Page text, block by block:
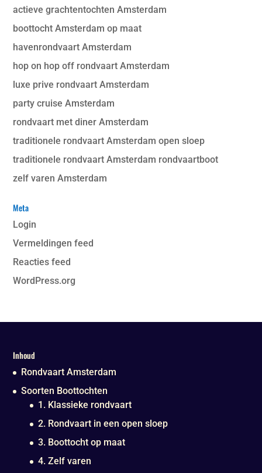
actieve grachtentochten Amsterdam
boottocht Amsterdam op maat
havenrondvaart Amsterdam
hop on hop off rondvaart Amsterdam
luxe prive rondvaart Amsterdam
party cruise Amsterdam
rondvaart met diner Amsterdam
traditionele rondvaart Amsterdam open sloep
traditionele rondvaart Amsterdam rondvaartboot
zelf varen Amsterdam
Meta
Login
Vermeldingen feed
Reacties feed
WordPress.org
Inhoud
Rondvaart Amsterdam
Soorten Boottochten
1. Klassieke rondvaart
2. Rondvaart in een open sloep
3. Boottocht op maat
4. Zelf varen